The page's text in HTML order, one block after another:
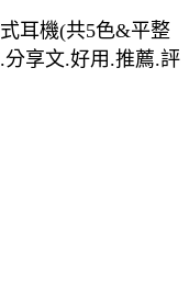
耳機(共5色&平整
享文.好用.推薦.評